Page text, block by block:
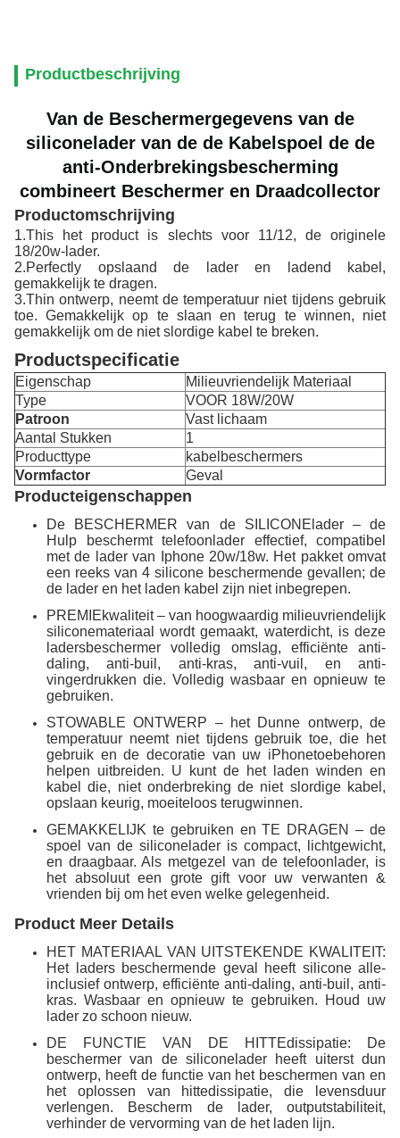
Productbeschrijving
Van de Beschermergegevens van de
siliconelader van de de Kabelspoel de de
anti-Onderbrekingsbescherming
combineert Beschermer en Draadcollector
Productomschrijving
1.This het product is slechts voor 11/12, de originele
18/20w-lader.
2.Perfectly opslaand de lader en ladend kabel,
gemakkelijk te dragen.
3.Thin ontwerp, neemt de temperatuur niet tijdens gebruik
toe. Gemakkelijk op te slaan en terug te winnen, niet
gemakkelijk om de niet slordige kabel te breken.
Productspecificatie
Eigenschap
Milieuvriendelijk Materiaal
Type
VOOR 18W/20W
Patroon
Vast lichaam
Aantal Stukken
1
Producttype
kabelbeschermers
Vormfactor
Geval
Producteigenschappen
De BESCHERMER van de SILICONElader – de
Hulp beschermt telefoonlader effectief, compatibel
met de lader van Iphone 20w/18w. Het pakket omvat
een reeks van 4 silicone beschermende gevallen; de
de lader en het laden kabel zijn niet inbegrepen.
PREMIEkwaliteit – van hoogwaardig milieuvriendelijk
siliconemateriaal wordt gemaakt, waterdicht, is deze
ladersbeschermer volledig omslag, efficiënte anti-
daling, anti-buil, anti-kras, anti-vuil, en anti-
vingerdrukken die. Volledig wasbaar en opnieuw te
gebruiken.
STOWABLE ONTWERP – het Dunne ontwerp, de
temperatuur neemt niet tijdens gebruik toe, die het
gebruik en de decoratie van uw iPhonetoebehoren
helpen uitbreiden. U kunt de het laden winden en
kabel die, niet onderbreking de niet slordige kabel,
opslaan keurig, moeiteloos terugwinnen.
GEMAKKELIJK te gebruiken en TE DRAGEN – de
spoel van de siliconelader is compact, lichtgewicht,
en draagbaar. Als metgezel van de telefoonlader, is
het absoluut een grote gift voor uw verwanten &
vrienden bij om het even welke gelegenheid.
Product Meer Details
HET MATERIAAL VAN UITSTEKENDE KWALITEIT:
Het laders beschermende geval heeft silicone alle-
inclusief ontwerp, efficiënte anti-daling, anti-buil, anti-
kras. Wasbaar en opnieuw te gebruiken. Houd uw
lader zo schoon nieuw.
DE FUNCTIE VAN DE HITTEdissipatie: De
beschermer van de siliconelader heeft uiterst dun
ontwerp, heeft de functie van het beschermen van en
het oplossen van hittedissipatie, die levensduur
verlengen. Bescherm de lader, outputstabiliteit,
verhinder de vervorming van de het laden lijn.